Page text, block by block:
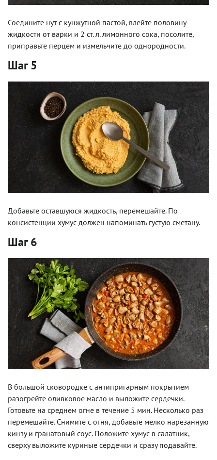
Соедините нут с кунжутной пастой, влейте половину
жидкости от варки и 2 ст. л. лимонного сока, посолите,
приправьте перцем и измельчите до однородности.
Шаг 5
Добавьте оставшуюся жидкость, перемешайте. По
консистенции хумус должен напоминать густую сметану.
Шаг 6
В большой сковородке с антипригарным покрытием
разогрейте оливковое масло и выложите сердечки.
Готовьте на среднем огне в течение 5 мин. Несколько раз
перемешайте. Снимите с огня, добавьте мелко нарезанную
кинзу и гранатовый соус. Положите хумус в салатник,
сверху выложите куриные сердечки и сразу подавайте.